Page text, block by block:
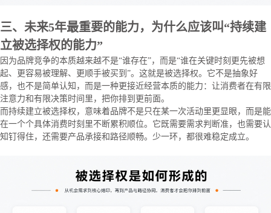
三、未来5年最重要的能力，为什么应该叫“持续建
立被选择权的能力”
因为品牌竞争的本质越来越不是“谁存在”，而是“谁在关键时刻更先被想
起、更容易被理解、更顺手被买到”。这就是被选择权。它不是抽象好
感，也不是简单认知，而是一种更接近经营本质的能力：让消费者在有限
注意力和有限决策时间里，把你排到更前面。
而持续建立被选择权，意味着品牌不是只在某一次活动里更显眼，而是能
在一个个具体消费时刻里不断累积顺位。它既需要需求判断准，也需要认
知钉得住，还需要产品承接和路径顺畅。少一环，都很难稳定成立。